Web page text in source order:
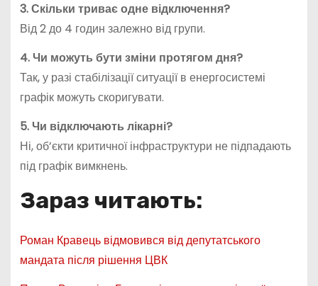
3. Скільки триває одне відключення?
Від 2 до 4 годин залежно від групи.
4. Чи можуть бути зміни протягом дня?
Так, у разі стабілізації ситуації в енергосистемі
графік можуть скоригувати.
5. Чи відключають лікарні?
Ні, об’єкти критичної інфраструктури не підпадають
під графік вимкнень.
Зараз читають:
Роман Кравець відмовився від депутатського
мандата після рішення ЦВК